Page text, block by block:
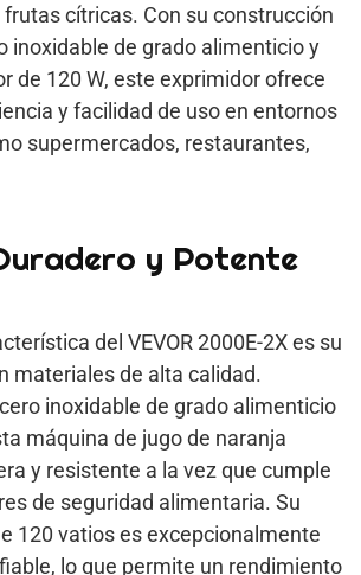
cítricas. Con su construcción
inoxidable de grado alimenticio y
de 120 W, este exprimidor ofrece
y facilidad de uso en entornos
supermercados, restaurantes,
y Potente
del VEVOR 2000E-2X es su
materiales de alta calidad.
inoxidable de grado alimenticio
máquina de jugo de naranja
y resistente a la vez que cumple
de seguridad alimentaria. Su
120 vatios es excepcionalmente
lo que permite un rendimiento